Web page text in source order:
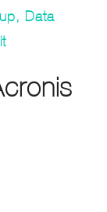
, Data